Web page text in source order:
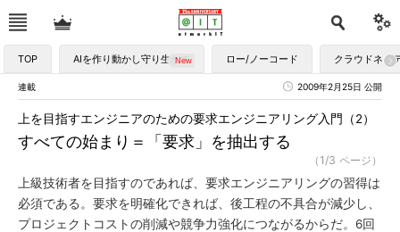
TOP AIを作り動かし守り生かす ロー/ノーコード クラウドネイ
連載 2009年2月25日 公開
すべての始まり＝「要求」を抽出する
上を目指すエンジニアのための要求エンジニアリング入門（2）
（1/3 ページ）
上級技術者を目指すのであれば、要求エンジニアリングの習得は
必須である。要求を明確化できれば、後工程の不具合が減少し、
プロジェクトコストの削減や競争力強化につながるからだ。6回